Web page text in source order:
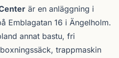
Centerär en anläggning i
Emblagatan 16 i Ängelholm.
annat bastu, fri
trappmaskin